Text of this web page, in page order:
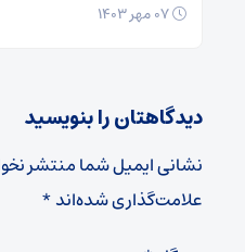
دیدگاهتان را بنویسید
نشانی ایمیل شما منتشر
علامت‌گذاری شده‌اند*